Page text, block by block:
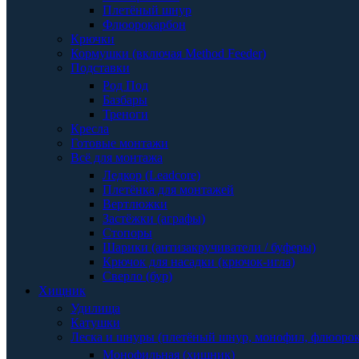
Плетёный шнур
Флюорокарбон
Крючки
Кормушки (включая Method Feeder)
Подставки
Род Под
Базбары
Треноги
Кресла
Готовые монтажи
Всё для монтажа
Ледкор (Leadcore)
Плетёнка для монтажей
Вертлюжки
Застёжки (аграфы)
Стопоры
Шарики (антизакручиватели / буферы)
Крючок для насадки (крючок-игла)
Сверло (бур)
Хищник
Удилища
Катушки
Леска и шнуры (плетёный шнур, монофил,
Монофильная (хищник)